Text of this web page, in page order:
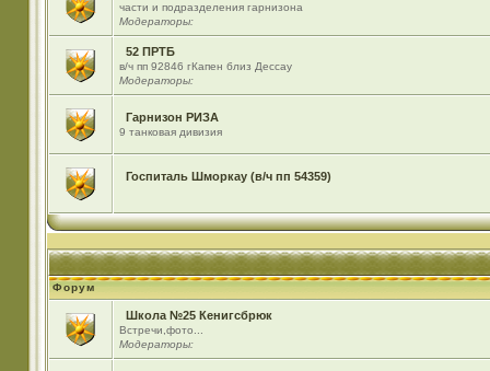
части и подразделения гарнизона
Модераторы:
52 ПРТБ
в/ч пп 92846 гКапен близ Дессау
Модераторы:
Гарнизон РИЗА
9 танковая дивизия
Госпиталь Шморкау (в/ч пп 54359)
Форум
Школа №25 Кенигсбрюк
Встречи,фото...
Модераторы: